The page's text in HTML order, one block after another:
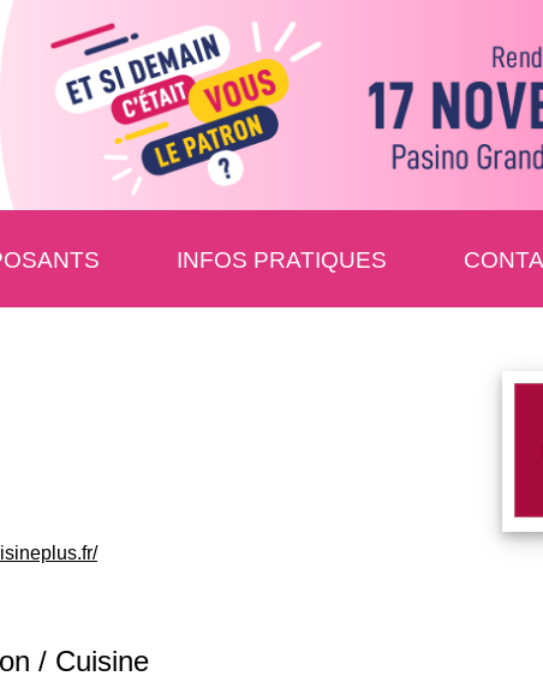
INFOS PRATIQUES
/ Cuisine